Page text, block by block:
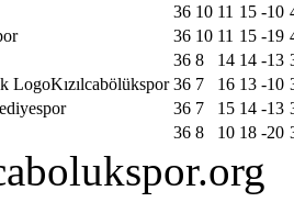
36 10 11 15 -10
36 10 11 15 -19
36 8 14 14 -13
Kızılcabölükspor 36 7 16 13 -10
36 7 15 14 -13
36 8 10 18 -20